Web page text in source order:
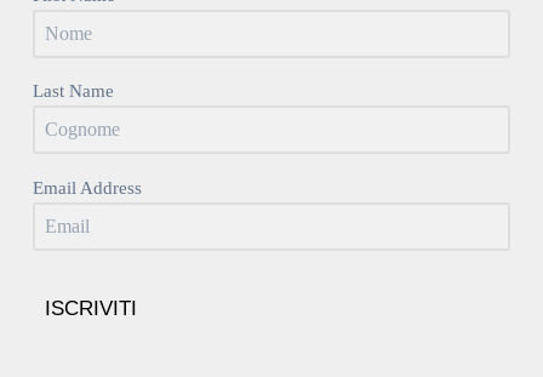
Last Name
Email Address
ISCRIVITI